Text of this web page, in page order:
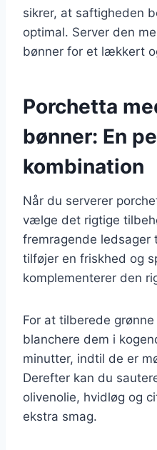
sikrer, at saftigheden
optimal. Server den
bønner for et lækkert
Porchetta
bønner: En
kombination
Når du serverer
vælge det rigtige
fremragende ledsager
tilføjer en friskhed og
komplementerer den
For at tilberede
blanchere dem i
minutter, indtil de er
Derefter kan du
olivenolie, hvidløg og
ekstra smag.